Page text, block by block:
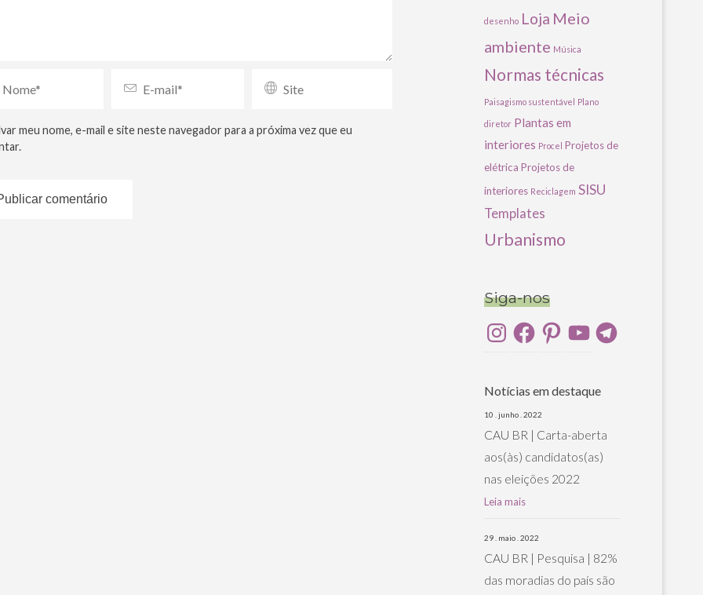
meu nome, e-mail e site neste navegador para a próxima vez que eu
desenho Loja Meio
ambiente Música
Normas técnicas
Paisagismo sustentável Plano
diretor Plantas em
interiores Procel Projetos de
elétrica Projetos de
interiores Reciclagem SISU
Templates
Urbanismo
Siga-nos
InstagramFacebookPinterestYouTubeTelegram
Notícias em destaque
10 . junho . 2022
CAU BR | Carta-aberta
aos(às) candidatos(as)
nas eleições 2022
Leia mais
29 . maio . 2022
CAU BR | Pesquisa | 82%
das moradias do país são